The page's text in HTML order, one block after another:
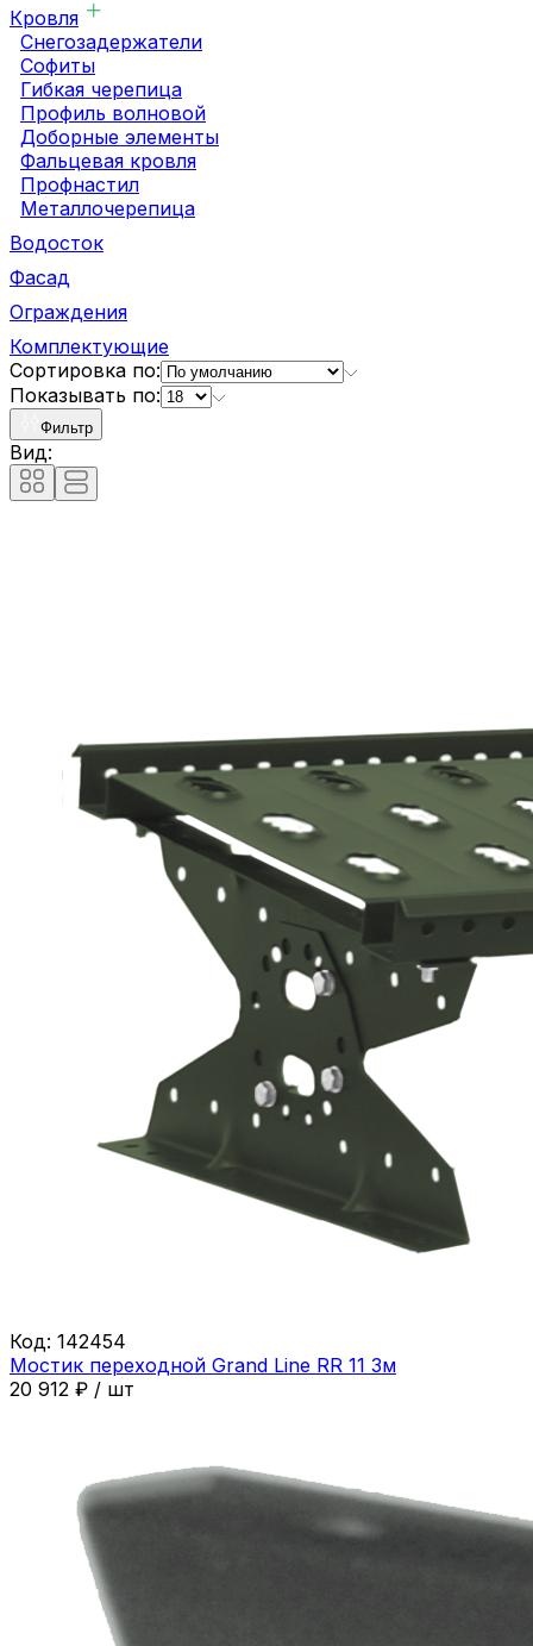
Кровля
Снегозадержатели
Софиты
Гибкая черепица
Профиль волновой
Доборные элементы
Фальцевая кровля
Профнастил
Металлочерепица
Водосток
Фасад
Ограждения
Комплектующие
Сортировка по:
Показывать по:
Фильтр
Вид:
Код: 142454
Мостик переходной Grand Line RR 11 3м
20 912 ₽ / шт